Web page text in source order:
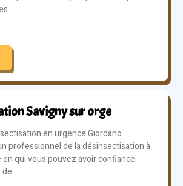
Savigny sur orge
en urgence Giordano
professionnel de la désinsectisation à
qui vous pouvez avoir confiance.